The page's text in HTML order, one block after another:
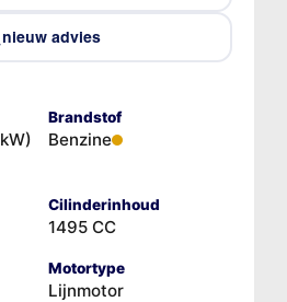
nieuw advies
Brandstof
Benzine
Cilinderinhoud
1495 CC
Motortype
Lijnmotor